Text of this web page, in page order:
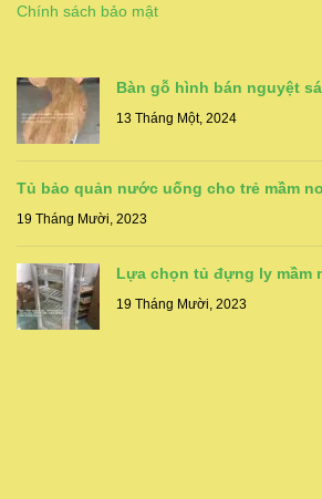
Chính sách bảo mật
Bàn gỗ hình bán nguyệt
13 Tháng Một, 2024
Tủ bảo quản nước uống cho trẻ mầm
19 Tháng Mười, 2023
Lựa chọn tủ đựng ly mầm
19 Tháng Mười, 2023